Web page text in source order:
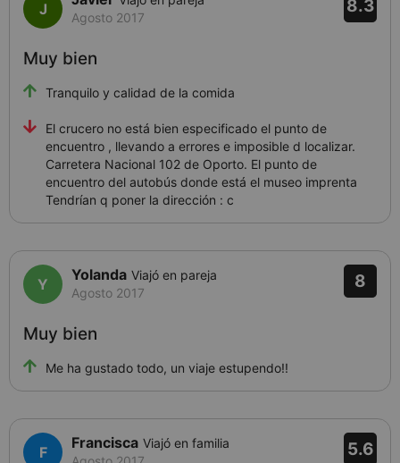
8.3
Agosto 2017
Tranquilo y calidad de la comida
El crucero no está bien especificado el punto de
encuentro , llevando a errores e imposible d localizar.
Carretera Nacional 102 de Oporto. El punto de
encuentro del autobús donde está el museo imprenta
Tendrían q poner la dirección : c
Muy bien
8
Yolanda Viajó en pareja
Agosto 2017
Me ha gustado todo, un viaje estupendo!!
Muy bien
5.6
Francisca Viajó en familia